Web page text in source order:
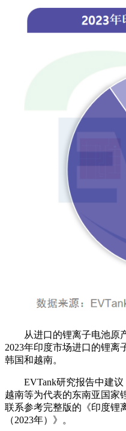
从进口的锂离子电池原
2023年印度市场进口的锂离
韩国和越南。
EVTank研究报告中建
越南等为代表的东南亚国家
联系参考完整版的《印度锂
（2023年）》。